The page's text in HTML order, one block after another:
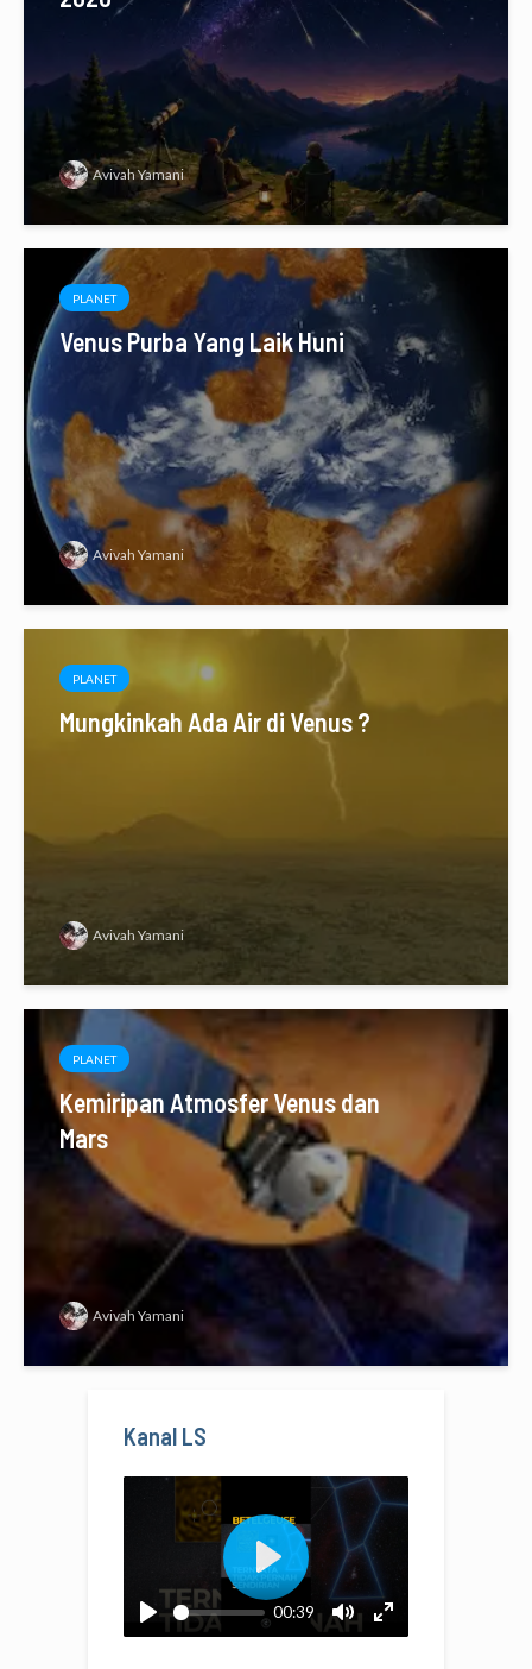
Avivah Yamani
PLANET
Venus Purba Yang Laik Huni
Avivah Yamani
PLANET
Mungkinkah Ada Air di Venus ?
Avivah Yamani
PLANET
Kemiripan Atmosfer Venus dan
Mars
Avivah Yamani
Kanal LS